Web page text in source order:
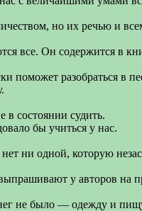
но их речью и
все. Он содержится в
поможет разобраться в
состоянии судить.
бы учиться у нас.
ни одной, которую
у авторов на
не было — одежду и